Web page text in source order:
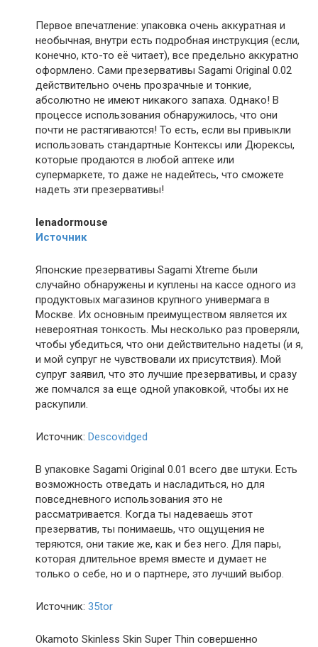
Первое впечатление: упаковка очень аккуратная и
необычная, внутри есть подробная инструкция (если,
конечно, кто-то её читает), все предельно аккуратно
оформлено. Сами презервативы Sagami Original 0.02
действительно очень прозрачные и тонкие,
абсолютно не имеют никакого запаха. Однако! В
процессе использования обнаружилось, что они
почти не растягиваются! То есть, если вы привыкли
использовать стандартные Контексы или Дюрексы,
которые продаются в любой аптеке или
супермаркете, то даже не надейтесь, что сможете
надеть эти презервативы!
lenadormouse
Источник
Японские презервативы Sagami Xtreme были
случайно обнаружены и куплены на кассе одного из
продуктовых магазинов крупного универмага в
Москве. Их основным преимуществом является их
невероятная тонкость. Мы несколько раз проверяли,
чтобы убедиться, что они действительно надеты (и я,
и мой супруг не чувствовали их присутствия). Мой
супруг заявил, что это лучшие презервативы, и сразу
же помчался за еще одной упаковкой, чтобы их не
раскупили.
Источник: Descovidged
В упаковке Sagami Original 0.01 всего две штуки. Есть
возможность отведать и насладиться, но для
повседневного использования это не
рассматривается. Когда ты надеваешь этот
презерватив, ты понимаешь, что ощущения не
теряются, они такие же, как и без него. Для пары,
которая длительное время вместе и думает не
только о себе, но и о партнере, это лучший выбор.
Источник: 35tor
Okamoto Skinless Skin Super Thin совершенно